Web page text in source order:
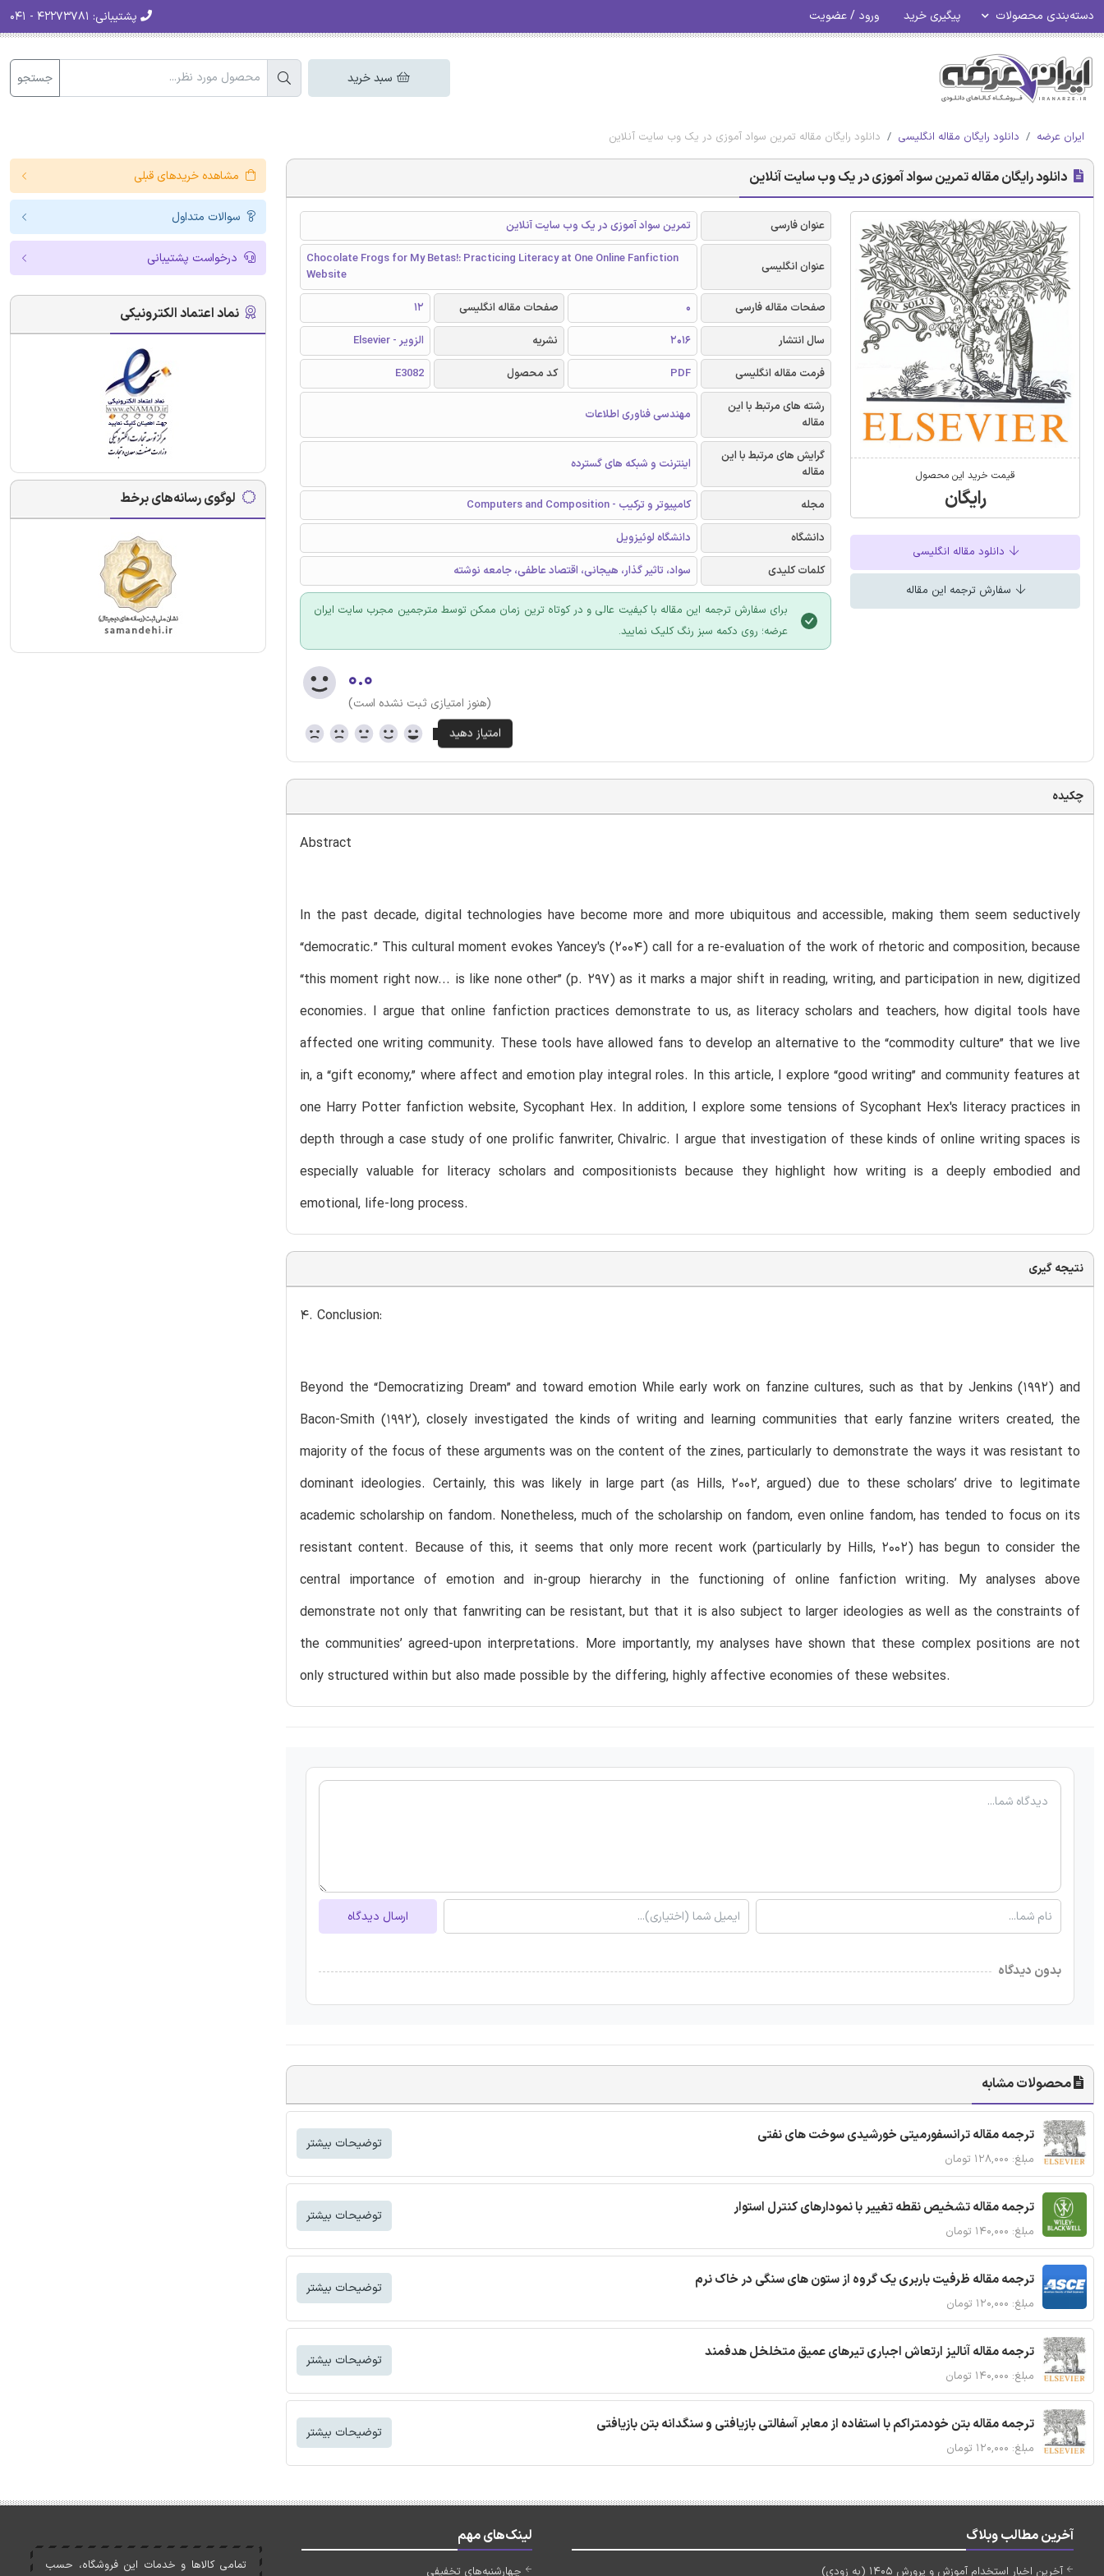
دسته‌بندی محصولات پیگیری خرید ورود / عضویت پشتیبانی:
سبد خرید جستجو
ایران عرضه دانلود رایگان مقاله انگلیسی دانلود رایگان مقاله تمرین سواد آموزی در یک وب سایت آنلاین
دانلود رایگان مقاله تمرین سواد آموزی در یک وب سایت آنلاین
قیمت خرید این محصول
رایگان
دانلود مقاله انگلیسی
سفارش ترجمه این مقاله
عنوان فارسی تمرین سواد آموزی در یک وب سایت آنلاین
عنوان انگلیسی
Chocolate Frogs for My Betas!: Practicing Literacy at One Online Fanfiction
Website
صفحات مقاله فارسی
0 صفحات مقاله انگلیسی
12
سال انتشار
2016 نشریه
الزویر - Elsevier
فرمت مقاله انگلیسی
PDF کد محصول
E3082
رشته های مرتبط با این
مقاله
مهندسی فناوری اطلاعات
گرایش های مرتبط با این
مقاله
اینترنت و شبکه های گسترده
مجله
کامپیوتر و ترکیب - Computers and Composition
دانشگاه
دانشگاه لوئیزویل
کلمات کلیدی
سواد، تاثیر گذار، هیجانی، اقتصاد عاطفی، جامعه نوشته
برای سفارش ترجمه این مقاله با کیفیت عالی و در کوتاه ترین زمان ممکن توسط مترجمین مجرب سایت ایران
عرضه؛ روی دکمه سبز رنگ کلیک نمایید.
۰.۰
(هنوز امتیازی ثبت نشده است)
چکیده
Abstract
In the past decade, digital technologies have become more and more ubiquitous and accessible, making them seem seductively
“democratic.” This cultural moment evokes Yancey's (2004) call for a re-evaluation of the work of rhetoric and composition, because
“this moment right now... is like none other” (p. 297) as it marks a major shift in reading, writing, and participation in new, digitized
economies. I argue that online fanfiction practices demonstrate to us, as literacy scholars and teachers, how digital tools have
affected one writing community. These tools have allowed fans to develop an alternative to the “commodity culture” that we live
in, a “gift economy,” where affect and emotion play integral roles. In this article, I explore “good writing” and community features at
one Harry Potter fanfiction website, Sycophant Hex. In addition, I explore some tensions of Sycophant Hex's literacy practices in
depth through a case study of one prolific fanwriter, Chivalric. I argue that investigation of these kinds of online writing spaces is
especially valuable for literacy scholars and compositionists because they highlight how writing is a deeply embodied and
emotional, life-long process.
نتیجه گیری
4. Conclusion:
Beyond the “Democratizing Dream” and toward emotion While early work on fanzine cultures, such as that by Jenkins (1992) and
Bacon-Smith (1992), closely investigated the kinds of writing and learning communities that early fanzine writers created, the
majority of the focus of these arguments was on the content of the zines, particularly to demonstrate the ways it was resistant to
dominant ideologies. Certainly, this was likely in large part (as Hills, 2002, argued) due to these scholars’ drive to legitimate
academic scholarship on fandom. Nonetheless, much of the scholarship on fandom, even online fandom, has tended to focus on its
resistant content. Because of this, it seems that only more recent work (particularly by Hills, 2002) has begun to consider the
central importance of emotion and in-group hierarchy in the functioning of online fanfiction writing. My analyses above
demonstrate not only that fanwriting can be resistant, but that it is also subject to larger ideologies as well as the constraints of
the communities’ agreed-upon interpretations. More importantly, my analyses have shown that these complex positions are not
only structured within but also made possible by the differing, highly affective economies of these websites.
ارسال دیدگاه
بدون دیدگاه
محصولات مشابه
ترجمه مقاله ترانسفورمیتی خورشیدی سوخت های نفتی
مبلغ: ۱۲۸,۰۰۰ تومان
توضیحات بیشتر
ترجمه مقاله تشخیص نقطه تغییر با نمودارهای کنترل استوار
مبلغ: ۱۴۰,۰۰۰ تومان
توضیحات بیشتر
ترجمه مقاله ظرفیت باربری یک گروه از ستون های سنگی در خاک نرم
مبلغ: ۱۲۰,۰۰۰ تومان
توضیحات بیشتر
ترجمه مقاله آنالیز ارتعاش اجباری تیرهای عمیق متخلخل هدفمند
مبلغ: ۱۴۰,۰۰۰ تومان
توضیحات بیشتر
ترجمه مقاله بتن خودمتراکم با استفاده از معابر آسفالتی بازیافتی و سنگدانه بتن بازیافتی
مبلغ: ۱۲۰,۰۰۰ تومان
توضیحات بیشتر
مشاهده خریدهای قبلی
سوالات متداول
درخواست پشتیبانی
نماد اعتماد الکترونیکی
لوگوی رسانه‌های برخط
آخرین مطالب وبلاگ
آخرین اخبار استخدام آموزش و پرورش 1405 (به زودی)
لینک‌های مهم
چهارشنبه‌های تخفیفی
تمامی کالاها و خدمات اين فروشگاه، حسب